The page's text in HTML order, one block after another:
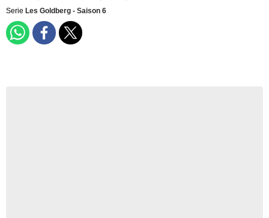
Serie Les Goldberg - Saison 6